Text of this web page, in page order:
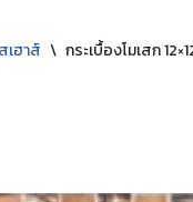
เฮาส์ \ กระเบื้องโมเสก